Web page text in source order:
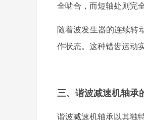
全啮合，而短轴处则完
随着波发生器的连续转
作状态。这种错齿运动
三、谐波减速机轴承
谐波减速机轴承以其独